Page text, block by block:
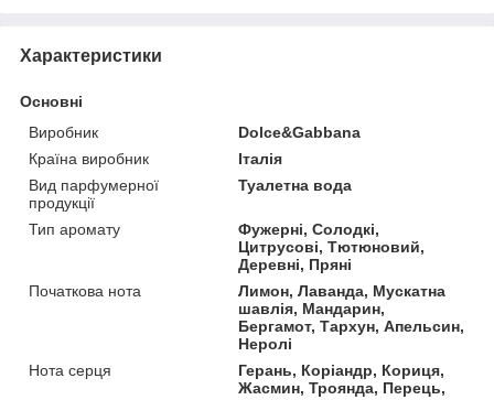
Характеристики
Основні
Виробник
Dolce&Gabbana
Країна виробник
Італія
Вид парфумерної
продукції
Туалетна вода
Тип аромату
Фужерні, Солодкі,
Цитрусові, Тютюновий,
Деревні, Пряні
Початкова нота
Лимон, Лаванда, Мускатна
шавлія, Мандарин,
Бергамот, Тархун, Апельсин,
Неролі
Нота серця
Герань, Коріандр, Кориця,
Жасмин, Троянда, Перець,